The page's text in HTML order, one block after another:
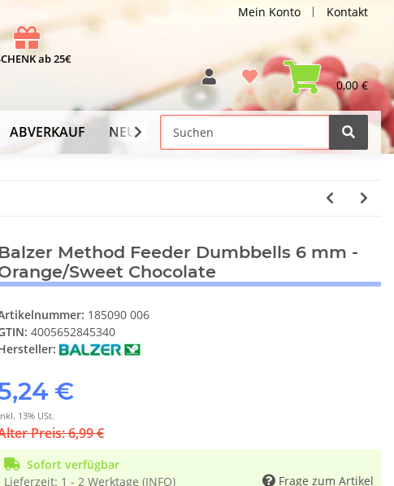
Mein Konto Kontakt
ab 25€
0,00 €
ABVERKAUF NEU Versand-Info
Balzer Method Feeder Dumbbells 6 mm -
Sweet Chocolate
185090 006
4005652845340
€
13% USt.
Preis: 6,99 €
Sofort verfügbar
Lieferzeit: 1 - 2 Werktage (INFO) Frage zum Artikel